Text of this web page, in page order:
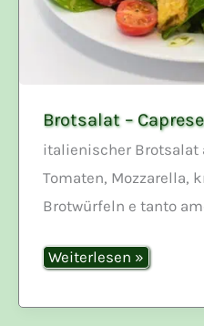
Brotsalat – Caprese
italienischer Brotsalat
Tomaten, Mozzarella,
Brotwürfeln e tanto
Brotsalat
–
Weiterlesen »